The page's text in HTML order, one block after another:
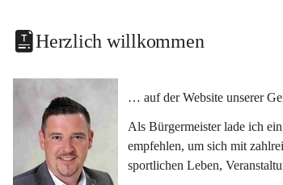
Herzlich willkommen
… auf der Website unserer
Als Bürgermeister lade ich
empfehlen, um sich mit
sportlichen Leben,